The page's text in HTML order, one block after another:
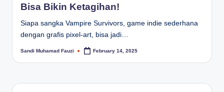
Bisa Bikin Ketagihan!
Siapa sangka Vampire Survivors, game indie sederhana
dengan grafis pixel-art, bisa jadi…
Posted
Sandi Muhamad Fauzi February 14, 2025